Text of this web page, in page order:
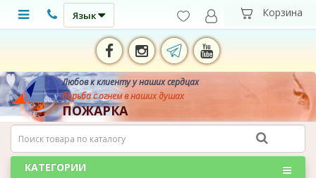
Язык
Любов к клиенту у наших сердцах
борьба с огнем в наших душах
ПОЖАРКА
КАТЕГОРИИ